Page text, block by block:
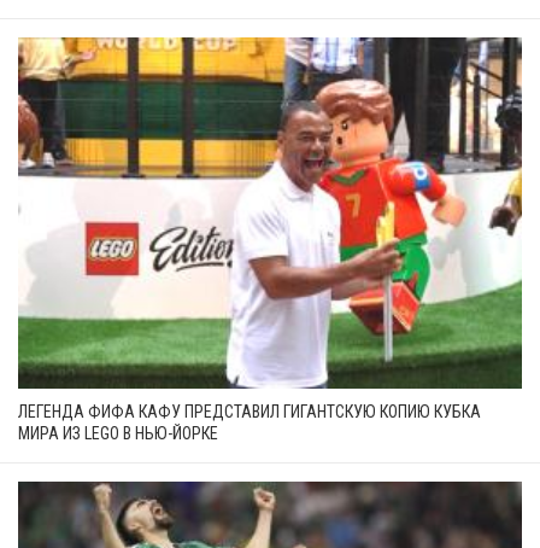
ЛЕГЕНДА ФИФА КАФУ ПРЕДСТАВИЛ ГИГАНТСКУЮ КОПИЮ КУБКА
МИРА ИЗ LEGO В НЬЮ-ЙОРКЕ